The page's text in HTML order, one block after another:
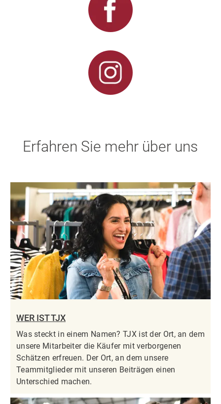
Erfahren Sie mehr über uns
WER IST TJX
Was steckt in einem Namen? TJX ist der Ort, an dem
unsere Mitarbeiter die Käufer mit verborgenen
Schätzen erfreuen. Der Ort, an dem unsere
Teammitglieder mit unseren Beiträgen einen
Unterschied machen.